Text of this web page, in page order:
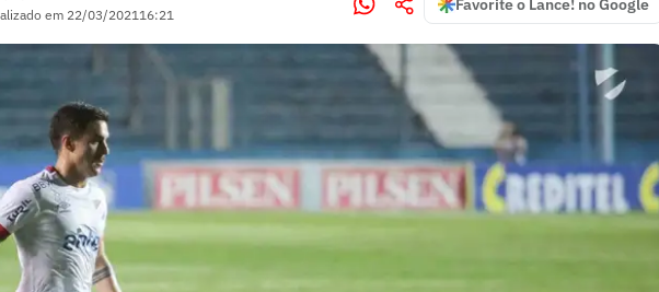
em 22/03/202116:21
Favorite o Lance! no Google